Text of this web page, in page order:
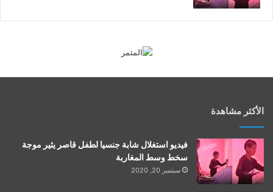
الأكثر مشاهدة
فيديو استغلال شابة جنسيا لطفل قاصر يثير موجة
سخط وسط المغاربة
سبتمبر 20, 2020